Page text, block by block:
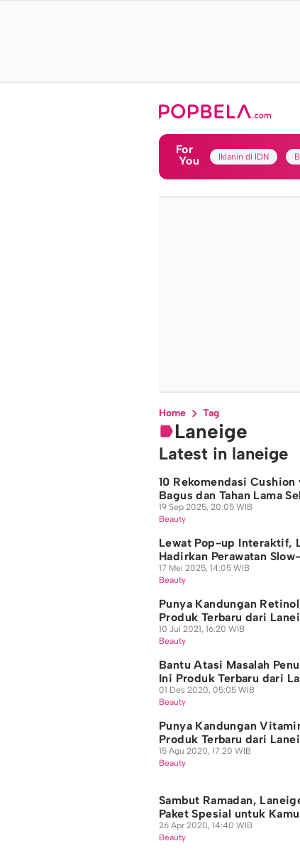
For
You
Iklanin di IDN
Home Tag
Laneige
Latest in laneige
10 Rekomendasi Cushion
Bagus dan Tahan Lama
19 Sep 2025, 20:05 WIB
Beauty
Lewat Pop-up Interaktif,
Hadirkan Perawatan
17 Mei 2025, 14:05 WIB
Beauty
Punya Kandungan
Produk Terbaru dari
10 Jul 2021, 16:20 WIB
Beauty
Bantu Atasi Masalah
Ini Produk Terbaru dari
01 Des 2020, 05:05 WIB
Beauty
Punya Kandungan
Produk Terbaru dari
15 Agu 2020, 17:20 WIB
Beauty
Sambut Ramadan,
Paket Spesial untuk Kamu
26 Apr 2020, 14:40 WIB
Beauty